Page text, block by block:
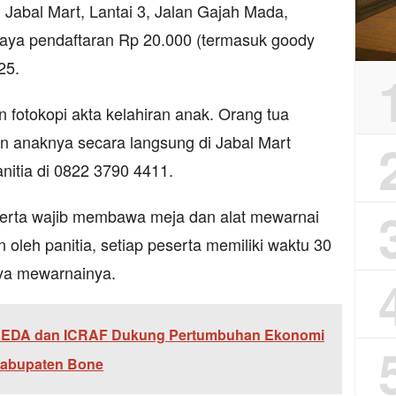
Mart, Lantai 3, Jalan Gajah Mada,
pendaftaran Rp 20.000 (termasuk goody
fotokopi akta kelahiran anak. Orang tua
anaknya secara langsung di Jabal Mart
di 0822 3790 4411.
wajib membawa meja dan alat mewarnai
oleh panitia, setiap peserta memiliki waktu 30
mewarnainya.
dan ICRAF Dukung Pertumbuhan Ekonomi
Bone